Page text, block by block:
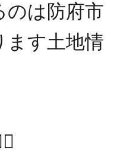
のは防府市
ます土地情